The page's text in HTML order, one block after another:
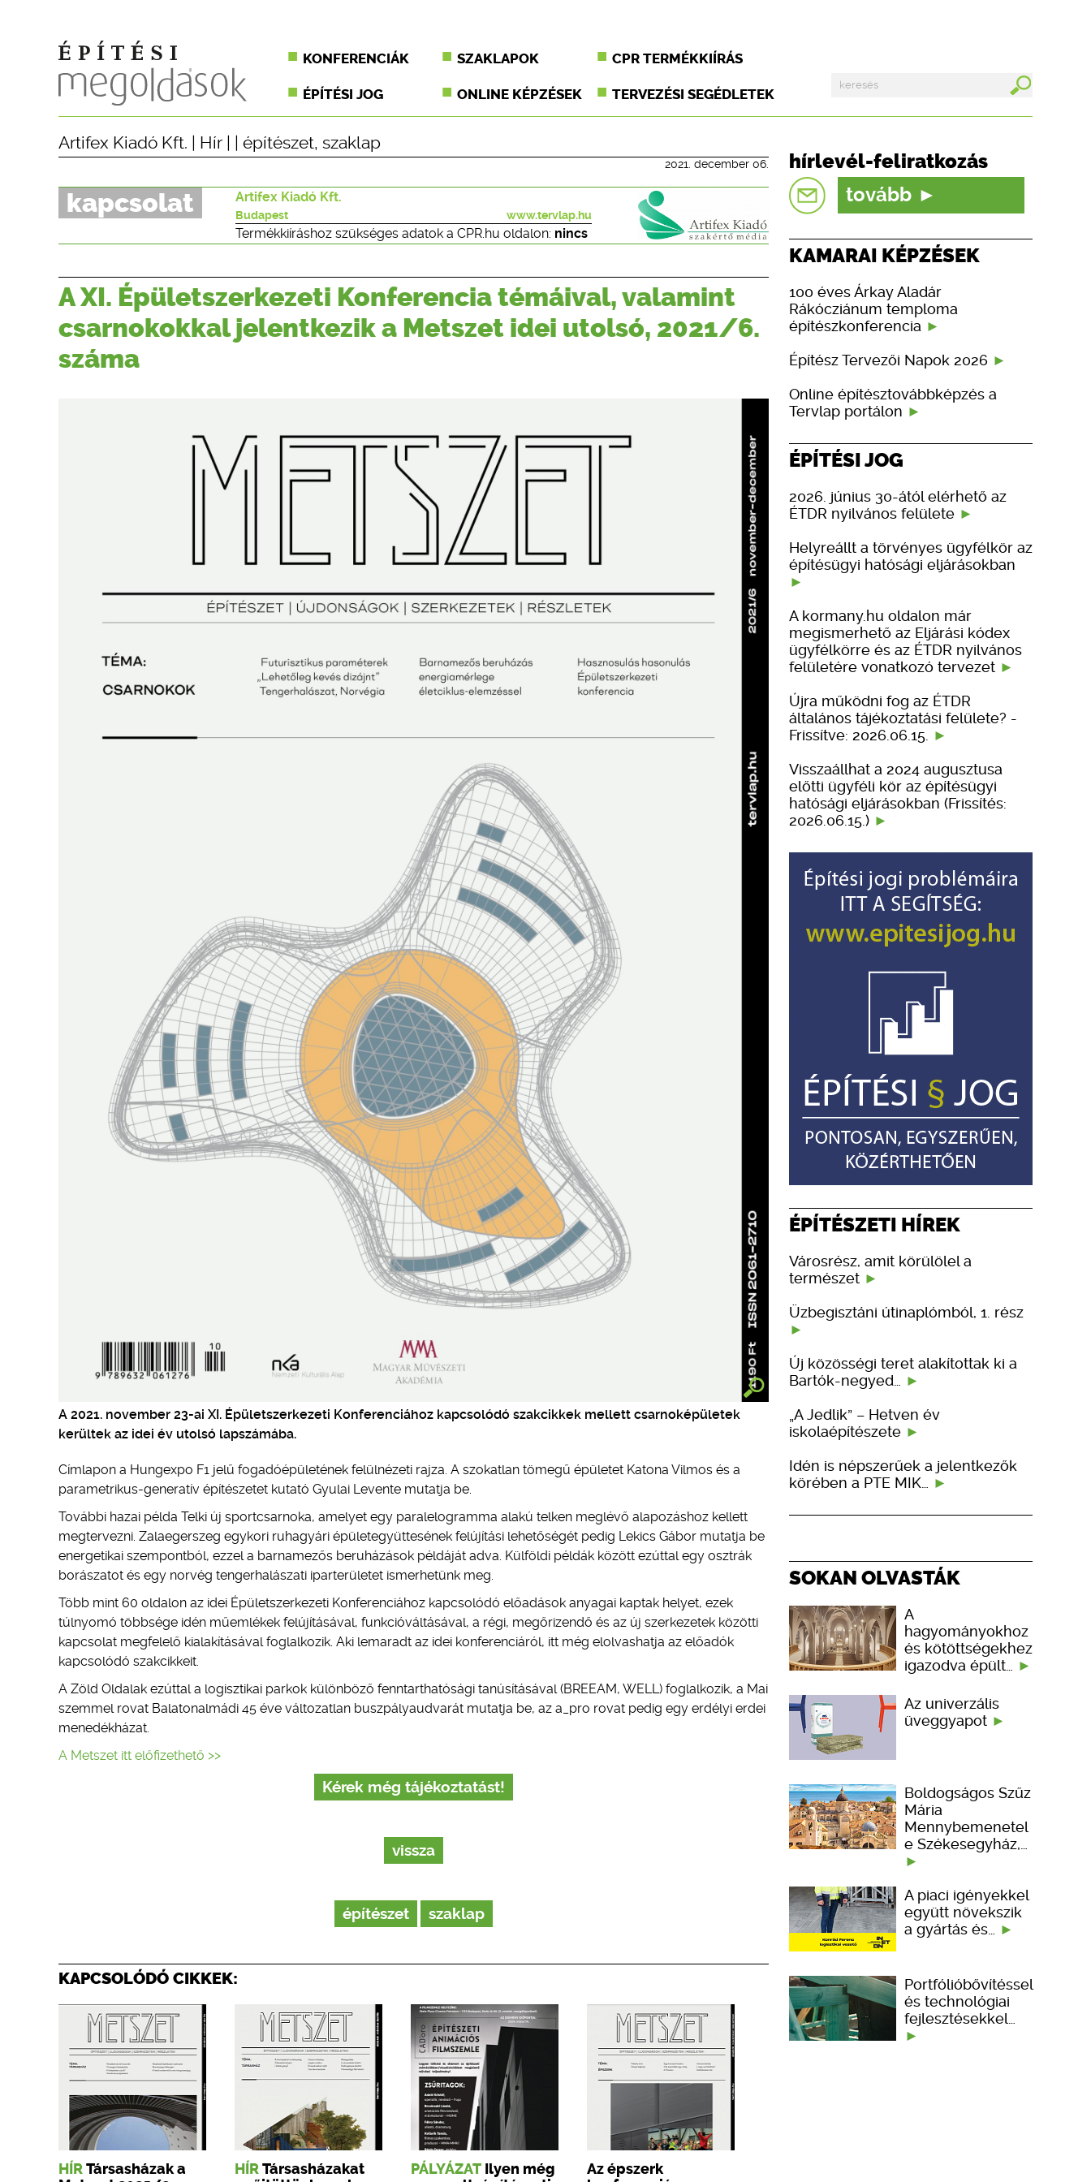
KONFERENCIÁK SZAKLAPOK CPR TERMÉKKIÍRÁS
ÉPÍTÉSI JOG ONLINE KÉPZÉSEK TERVEZÉSI SEGÉDLETEK
Artifex Kiadó Kft. Hír építészet, szaklap
2021. december 06.
kapcsolat Artifex Kiadó Kft.
Budapest www.tervlap.hu
Termékkiíráshoz szükséges adatok a CPR.hu oldalon: nincs
A XI. Épületszerkezeti Konferencia témáival, valamint
csarnokokkal jelentkezik a Metszet idei utolsó, 2021/6.
száma
A 2021. november 23-ai XI. Épületszerkezeti Konferenciához kapcsolódó szakcikkek mellett csarnoképületek
kerültek az idei év utolsó lapszámába.
Címlapon a Hungexpo F1 jelű fogadóépületének felülnézeti rajza. A szokatlan tömegű épületet Katona Vilmos és a
parametrikus-generatív építészetet kutató Gyulai Levente mutatja be.
További hazai példa Telki új sportcsarnoka, amelyet egy paralelogramma alakú telken meglévő alapozáshoz kellett
megtervezni. Zalaegerszeg egykori ruhagyári épületegyüttesének felújítási lehetőségét pedig Lekics Gábor mutatja be
energetikai szempontból, ezzel a barnamezős beruházások példáját adva. Külföldi példák között ezúttal egy osztrák
borászatot és egy norvég tengerhalászati iparterületet ismerhetünk meg.
Több mint 60 oldalon az idei Épületszerkezeti Konferenciához kapcsolódó előadások anyagai kaptak helyet, ezek
túlnyomó többsége idén műemlékek felújításával, funkcióváltásával, a régi, megőrizendő és az új szerkezetek közötti
kapcsolat megfelelő kialakításával foglalkozik. Aki lemaradt az idei konferenciáról, itt még elolvashatja az előadók
kapcsolódó szakcikkeit.
A Zöld Oldalak ezúttal a logisztikai parkok különböző fenntarthatósági tanúsításával (BREEAM, WELL) foglalkozik, a Mai
szemmel rovat Balatonalmádi 45 éve változatlan buszpályaudvarát mutatja be, az a_pro rovat pedig egy erdélyi erdei
menedékházat.
A Metszet itt előfizethető >>
Kérek még tájékoztatást!
vissza
építészet szaklap
KAPCSOLÓDÓ CIKKEK:
HÍR Társasházak a
HÍR Társasházakat
PÁLYÁZAT Ilyen még
Az épszerk
hírlevél-feliratkozás
tovább
KAMARAI KÉPZÉSEK
100 éves Árkay Aladár
Rákócziánum temploma
építészkonferencia
Építész Tervezői Napok 2026
Online építésztovábbképzés a
Tervlap portálon
ÉPÍTÉSI JOG
2026. június 30-ától elérhető az
ÉTDR nyilvános felülete
Helyreállt a törvényes ügyfélkör az
építésügyi hatósági eljárásokban
A kormany.hu oldalon már
megismerhető az Eljárási kódex
ügyfélkörre és az ÉTDR nyilvános
felületére vonatkozó tervezet
Újra működni fog az ÉTDR
általános tájékoztatási felülete? -
Frissítve: 2026.06.15.
Visszaállhat a 2024 augusztusa
előtti ügyféli kör az építésügyi
hatósági eljárásokban (Frissítés:
2026.06.15.)
ÉPÍTÉSZETI HÍREK
Városrész, amit körülölel a
természet
Üzbegisztáni útinaplómból, 1. rész
Új közösségi teret alakítottak ki a
Bartók-negyed…
„A Jedlik” – Hetven év
iskolaépítészete
Idén is népszerűek a jelentkezők
körében a PTE MIK…
SOKAN OLVASTÁK
A
hagyományokhoz
és kötöttségekhez
igazodva épült…
Az univerzális
üveggyapot
Boldogságos Szűz
Mária
Mennybemenetel
e Székesegyház,…
A piaci igényekkel
együtt növekszik
a gyártás és…
Portfólióbővítéssel
és technológiai
fejlesztésekkel…